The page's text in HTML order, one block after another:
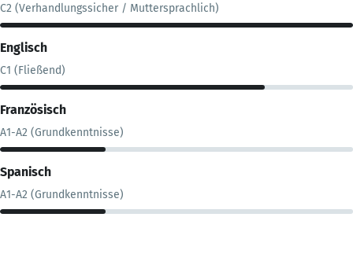
C2 (Verhandlungssicher / Muttersprachlich)
Englisch
C1 (Fließend)
Französisch
A1-A2 (Grundkenntnisse)
Spanisch
A1-A2 (Grundkenntnisse)